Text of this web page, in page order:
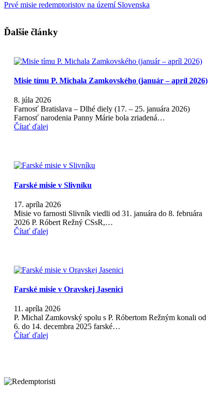
Prvé misie redemptoristov na území Slovenska
Ďalšie články
Misie tímu P. Michala Zamkovského (január – apríl 2026)
8. júla 2026
Farnosť Bratislava – Dlhé diely (17. – 25. januára 2026)
Farnosť narodenia Panny Márie bola zriadená…
Čítať ďalej
Farské misie v Slivníku
17. apríla 2026
Misie vo farnosti Slivník viedli od 31. januára do 8. februára
2026 P. Róbert Režný CSsR,…
Čítať ďalej
Farské misie v Oravskej Jasenici
11. apríla 2026
P. Michal Zamkovský spolu s P. Róbertom Režným konali od
6. do 14. decembra 2025 farské…
Čítať ďalej